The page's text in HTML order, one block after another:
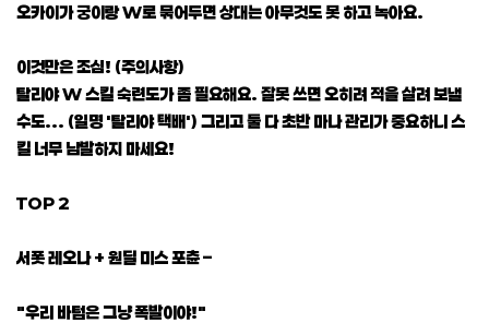
오카이가 궁이랑 W로 묶어두면 상대는 아무것도 못 하고 녹아요.
이것만은 조심! (주의사항)
탈리야 W 스킬 숙련도가 좀 필요해요. 잘못 쓰면 오히려 적을 살려 보낼
수도... (일명 '탈리야 택배') 그리고 둘 다 초반 마나 관리가 중요하니 스
킬 너무 남발하지 마세요!
TOP 2
서폿 레오나 + 원딜 미스 포츈 –
"우리 바텀은 그냥 폭발이야!"